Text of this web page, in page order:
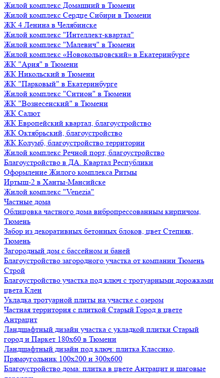
Жилой комплекс Домашний в Тюмени
Жилой комплекс Сердце Сибири в Тюмени
ЖК 4 Ленина в Челябинске
Жилой комплекс "Интеллект-квартал"
Жилой комплекс "Малевич" в Тюмени
Жилой комплекс «Новокольцовский» в Екатеринбурге
ЖК "Ария" в Тюмени
ЖК Никольский в Тюмени
ЖК "Парковый" в Екатеринбурге
Жилой комплекс "Ситион" в Тюмени
ЖК "Вознесенский" в Тюмени
ЖК Салют
ЖК Европейский квартал, благоустройство
ЖК Октябрьский, благоустройство
ЖК Колумб, благоустройство территории
Жилой комплекс Речной порт, благоустройство
Благоустройство в ДА. Квартал Республики
Оформление Жилого комплекса Ритмы
Иртыш-2 в Ханты-Мансийске
Жилой комплекс "Venezia"
Частные дома
Облицовка частного дома вибропрессованным кирпичом,
Тюмень
Забор из декоративных бетонных блоков, цвет Степняк,
Тюмень
Загородный дом с бассейном и баней
Благоустройство загородного участка от компании Тюмень
Строй
Благоустройство участка под ключ с тротуарными дорожками
цвета Клен
Укладка тротуарной плиты на участке с озером
Частная территория с плиткой Старый Город в цвете
Антрацит
Ландшафтный дизайн участка с укладкой плитки Старый
город и Паркет 180х60 в Тюмени
Ландшафтный дизайн под ключ: плитка Классико,
Прямоугольник 100х200 и 300х600
Благоустройство дома: плитка в цвете Антрацит и шаговые